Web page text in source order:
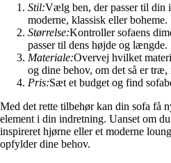
Stil:Vælg ben, der passer til din
moderne, klassisk eller boheme.
Størrelse:Kontroller sofaens
passer til dens højde og længde.
Materiale:Overvej hvilket
og dine behov, om det så er
Pris:Sæt et budget og find
Med det rette tilbehør kan din sofa få
element i din indretning. Uanset om
inspireret hjørne eller et moderne
opfylder dine behov.